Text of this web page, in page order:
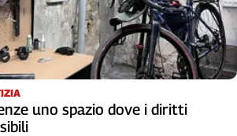
uno spazio dove i diritti